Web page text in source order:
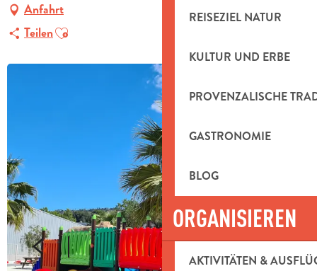
REISEZIEL NATUR
KULTUR UND ERBE
PROVENZALISCHE
GASTRONOMIE
BLOG
ORGANISIEREN
AKTIVITÄTEN &
Anfahrt
TeilenAjouter aux favoris